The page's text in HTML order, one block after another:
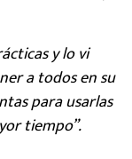
y lo vi
a todos en su
para usarlas
tiempo”.